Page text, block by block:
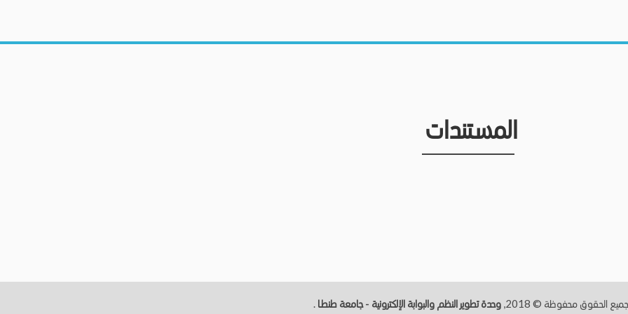
المستندات
جميع الحقوق محفوظة © 2018, وحدة تطوير النظم والبوابة الإلكترونية - جامعة طنطــا .